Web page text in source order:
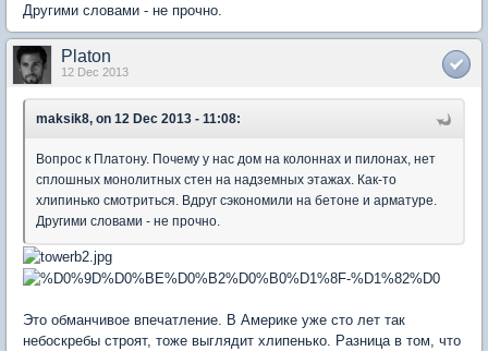
Другими словами - не прочно.
Platon
12 Dec 2013
maksik8, on 12 Dec 2013 - 11:08:
Вопрос к Платону. Почему у нас дом на колоннах и пилонах, нет
сплошных монолитных стен на надземных этажах. Как-то
хлипинько смотриться. Вдруг сэкономили на бетоне и арматуре.
Другими словами - не прочно.
Это обманчивое впечатление. В Америке уже сто лет так
небоскребы строят, тоже выглядит хлипенько. Разница в том, что